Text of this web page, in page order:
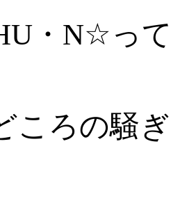
・N☆っ
ころの騒